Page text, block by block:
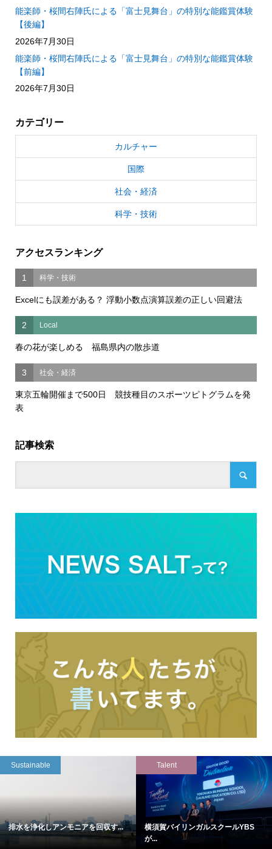
能楽師・桜間右陣氏による「富士見舞台」の特別な能鑑賞体験
【後編】
2026年7月30日
能楽師・桜間右陣氏による「富士見舞台」の特別な能鑑賞体験
【前編】
2026年7月30日
カテゴリー
カルチャー
国際
社会・経済
科学・技術
アクセスランキング
1 科学・技術
Excelにも誤差がある？ 浮動小数点演算誤差の正しい回避法
2 Local
春の花が楽しめる 福島県内の散歩道
3 社会・経済
東京五輪開催まで500日 競技種目のスポーツピトグラムを発
表
記事検索
Sustainable
排水を浄化しアンモニアを回収す...
Talent
横須賀バイリンガルスクールYBS
が...